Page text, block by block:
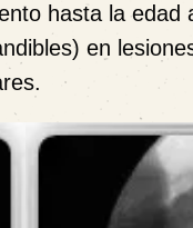
hasta la edad
en